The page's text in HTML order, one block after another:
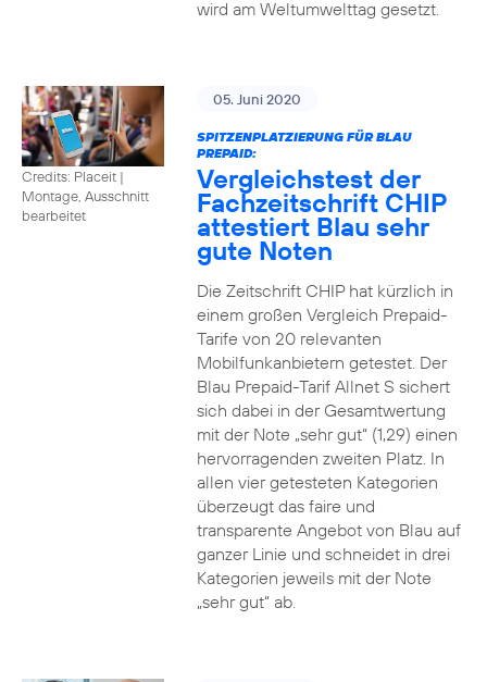
wird am Weltumwelttag gesetzt.
Credits: Placeit |
Montage, Ausschnitt
bearbeitet
05. Juni 2020
SPITZENPLATZIERUNG FÜR BLAU
PREPAID:
Vergleichstest der
Fachzeitschrift CHIP
attestiert Blau sehr
gute Noten
Die Zeitschrift CHIP hat kürzlich in
einem großen Vergleich Prepaid-
Tarife von 20 relevanten
Mobilfunkanbietern getestet. Der
Blau Prepaid-Tarif Allnet S sichert
sich dabei in der Gesamtwertung
mit der Note „sehr gut“ (1,29) einen
hervorragenden zweiten Platz. In
allen vier getesteten Kategorien
überzeugt das faire und
transparente Angebot von Blau auf
ganzer Linie und schneidet in drei
Kategorien jeweils mit der Note
„sehr gut“ ab.